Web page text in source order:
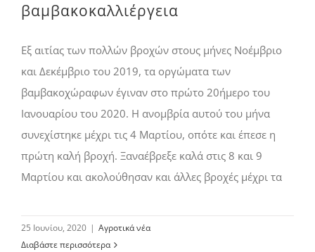
βαμβακοκαλλιέργεια
Εξ αιτίας των πολλών βροχών στους μήνες Νοέμβριο
και Δεκέμβριο του 2019, τα οργώματα των
βαμβακοχώραφων έγιναν στο πρώτο 20ήμερο του
Ιανουαρίου του 2020. Η ανομβρία αυτού του μήνα
συνεχίστηκε μέχρι τις 4 Μαρτίου, οπότε και έπεσε η
πρώτη καλή βροχή. Ξαναέβρεξε καλά στις 8 και 9
Μαρτίου και ακολούθησαν και άλλες βροχές μέχρι τα
25 Ιουνίου, 2020 | Αγροτικά νέα
Διαβάστε περισσότερα